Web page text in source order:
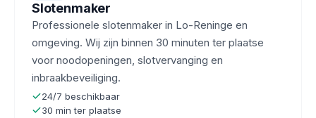
Slotenmaker
Professionele slotenmaker in Lo-Reninge en
omgeving. Wij zijn binnen 30 minuten ter plaatse
voor noodopeningen, slotvervanging en
inbraakbeveiliging.
24/7 beschikbaar
30 min ter plaatse